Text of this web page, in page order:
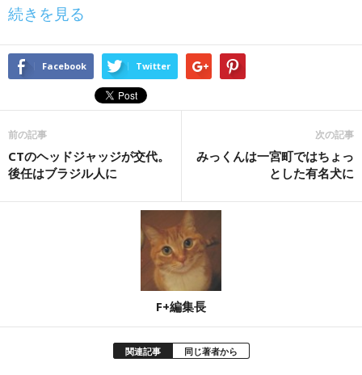
続きを見る
Facebook Twitter
前の記事
CTのヘッドジャッジが交代。
後任はブラジル人に
次の記事
みっくんは一宮町ではちょっ
とした有名犬に
F+編集長
関連記事 同じ著者から